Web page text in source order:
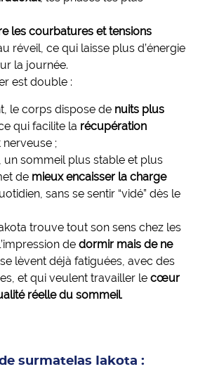
les courbatures et tensions
réveil, ce qui laisse plus d’énergie
la journée.
est double :
le corps dispose de nuits plus
ce qui facilite la récupération
;
un sommeil plus stable et plus
de mieux encaisser la charge
sans se sentir “vidé” dès le
trouve tout son sens chez les
de dormir mais de ne
se lèvent déjà fatiguées, avec des
et qui veulent travailler le cœur
réelle du sommeil.
surmatelas Iakota :